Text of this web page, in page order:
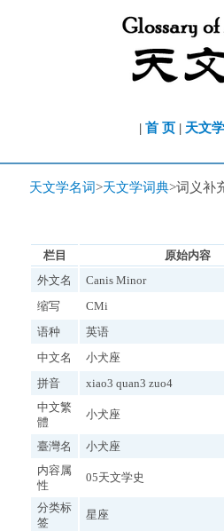
| 首 页 | 天文
天文学名词>天文学词典>词义补
栏目
原始内容
外文名
Canis Minor
缩写
CMi
语种
英语
中文名
小犬座
拼音
xiao3 quan3 zuo4
中文繁
體
小犬座
臺灣名
小犬座
内容属
性
05天文学史
分类标
签
星座